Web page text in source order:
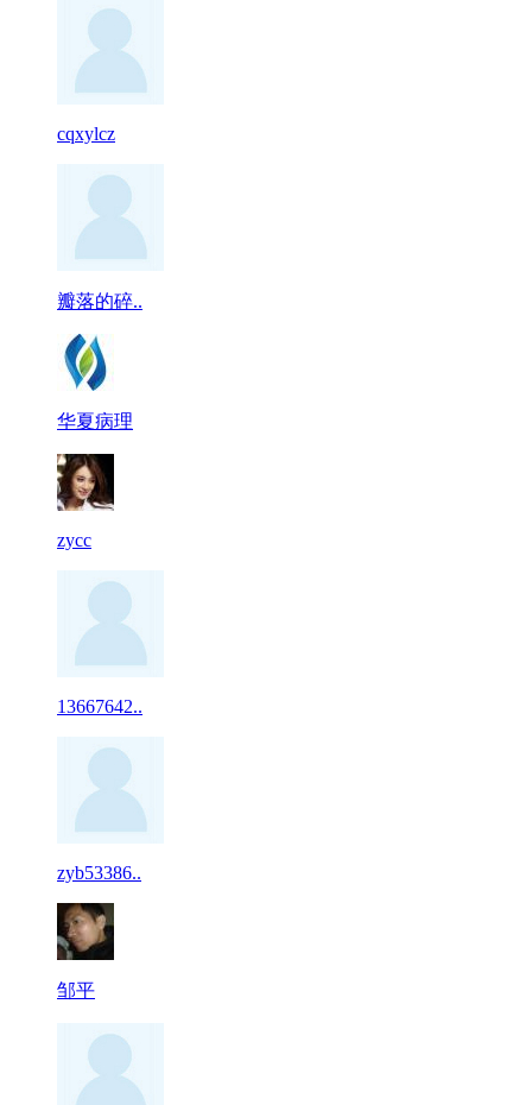
cqxylcz
瓣落的碎..
华夏病理
zycc
13667642..
zyb53386..
邹平